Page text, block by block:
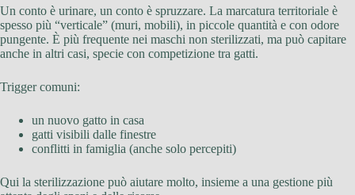
Un conto è urinare, un conto è spruzzare. La marcatura territoriale è
spesso più “verticale” (muri, mobili), in piccole quantità e con odore
pungente. È più frequente nei maschi non sterilizzati, ma può capitare
anche in altri casi, specie con competizione tra gatti.
Trigger comuni:
un nuovo gatto in casa
gatti visibili dalle finestre
conflitti in famiglia (anche solo percepiti)
Qui la sterilizzazione può aiutare molto, insieme a una gestione più